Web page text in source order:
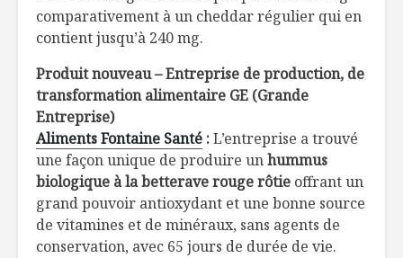
comparativement à un cheddar régulier qui en
contient jusqu’à 240 mg.
Produit nouveau – Entreprise de production, de
transformation alimentaire GE (Grande
Entreprise)
Aliments Fontaine Santé :L’entreprise a trouvé
une façon unique de produire unhummus
biologique à la betterave rouge rôtie offrant un
grand pouvoir antioxydant et une bonne source
de vitamines et de minéraux, sans agents de
conservation, avec 65 jours de durée de vie.